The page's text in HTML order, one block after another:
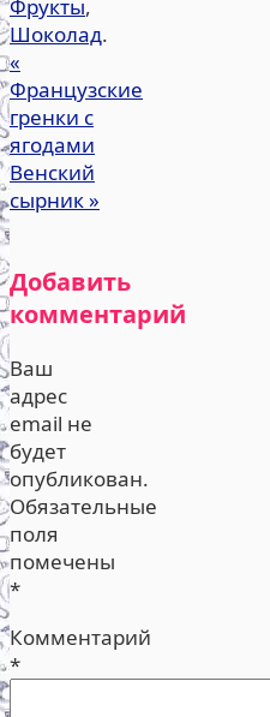
Фрукты,
Шоколад.
«
Французские
гренки с
ягодами
Венский
сырник»
Добавить
комментарий
Ваш
адрес
email не
будет
опубликован.
Обязательные
поля
помечены
*
Комментарий
*